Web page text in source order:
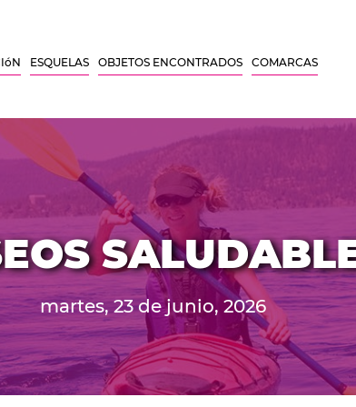
ESQUELAS OBJETOS ENCONTRADOS COMARCAS
martes, 23 de junio, 2026